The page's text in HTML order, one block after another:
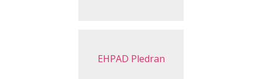
EHPAD Pledran